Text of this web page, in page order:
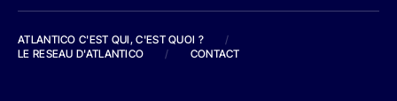
ATLANTICO C'EST QUI, C'EST QUOI ?
/
LE RESEAU D'ATLANTICO
/ CONTACT